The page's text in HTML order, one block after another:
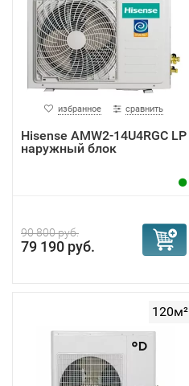
избранное сравнить
Hisense AMW2-14U4RGC LP
наружный блок
90 800 руб.
79 190 руб.
120м²